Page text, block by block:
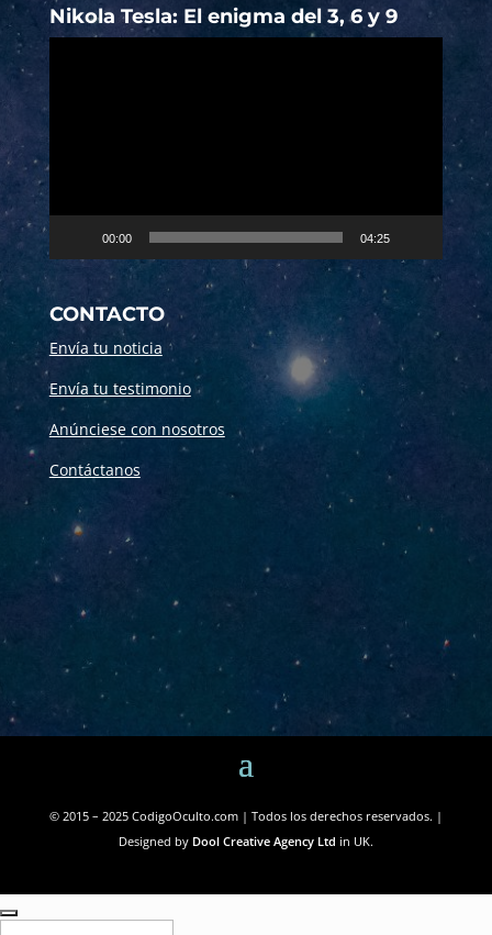
Nikola Tesla: El enigma del 3, 6 y 9
00:00 04:25
CONTACTO
Envía tu noticia
Envía tu testimonio
Anúnciese con nosotros
Contáctanos
© 2015 – 2025 CodigoOculto.com | Todos los derechos reservados. |
Designed by Dool Creative Agency Ltd in UK.